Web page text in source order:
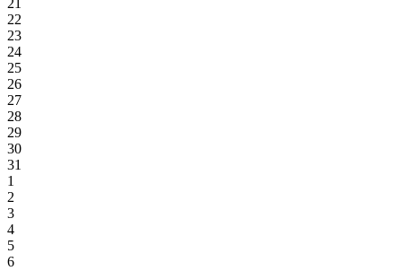
21
22
23
24
25
26
27
28
29
30
31
1
2
3
4
5
6